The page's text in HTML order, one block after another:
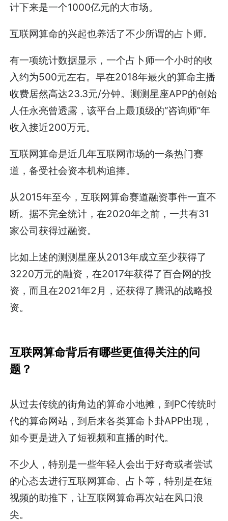
计下来是一个1000亿元的大市场。
互联网算命的兴起也养活了不少所谓的占卜师。
有一项统计数据显示，一个占卜师一个小时的收
入约为500元左右。早在2018年最火的算命主播
收费居然高达23.3元/分钟。测测星座APP的创始
人任永亮曾透露，该平台上最顶级的“咨询师”年
收入接近200万元。
互联网算命是近几年互联网市场的一条热门赛
道，备受社会资本机构追捧。
从2015年至今，互联网算命赛道融资事件一直不
断。据不完全统计，在2020年之前，一共有31
家公司获得过融资。
比如上述的测测星座从2013年成立至少获得了
3220万元的融资，在2017年获得了百合网的投
资，而且在2021年2月，还获得了腾讯的战略投
资。
互联网算命背后有哪些更值得关注的问
题？
从过去传统的街角边的算命小地摊，到PC传统时
代的算命网站，到后来各类算命卜卦APP出现，
如今更是进入了短视频和直播的时代。
不少人，特别是一些年轻人会出于好奇或者尝试
的心态去进行互联网算命、占卜等，特别是在短
视频的助推下，让互联网算命再次站在风口浪
尖。